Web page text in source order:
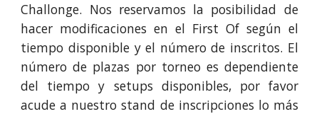
Challonge. Nos reservamos la posibilidad de
hacer modificaciones en el First Of según el
tiempo disponible y el número de inscritos. El
número de plazas por torneo es dependiente
del tiempo y setups disponibles, por favor
acude a nuestro stand de inscripciones lo más